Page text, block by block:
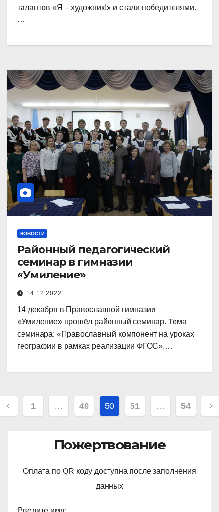
талантов «Я – художник!» и стали победителями.
…
НОВОСТИ
Районный педагогический
семинар в гимназии
«Умиление»
14.12.2022
14 декабря в Православной гимназии
«Умиление» прошёл районный семинар. Тема
семинара: «Православный компонент на уроках
географии в рамках реализации ФГОС».…
1 … 49 50 51 … 54
Пожертвование
Оплата по QR коду доступна после заполнения
данных